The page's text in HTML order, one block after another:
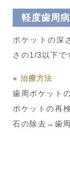
軽度歯周病
ポケットの深
さの1/3以下で
治療方法
歯周ポケット
ポケットの再
石の除去→歯